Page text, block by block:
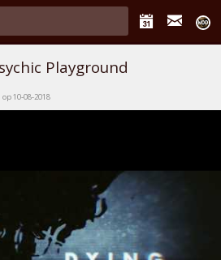
Playground
op 10-08-2018